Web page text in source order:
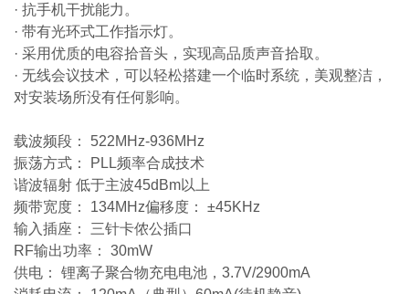
· 抗手机干扰能力。
· 带有光环式工作指示灯。
· 采用优质的电容拾音头，实现高品质声音拾取。
· 无线会议技术，可以轻松搭建一个临时系统，美观整洁，
对安装场所没有任何影响。
载波频段： 522MHz-936MHz
振荡方式： PLL频率合成技术
谐波辐射 低于主波45dBm以上
频带宽度： 134MHz偏移度： ±45KHz
输入插座： 三针卡侬公插口
RF输出功率： 30mW
供电： 锂离子聚合物充电电池，3.7V/2900mA